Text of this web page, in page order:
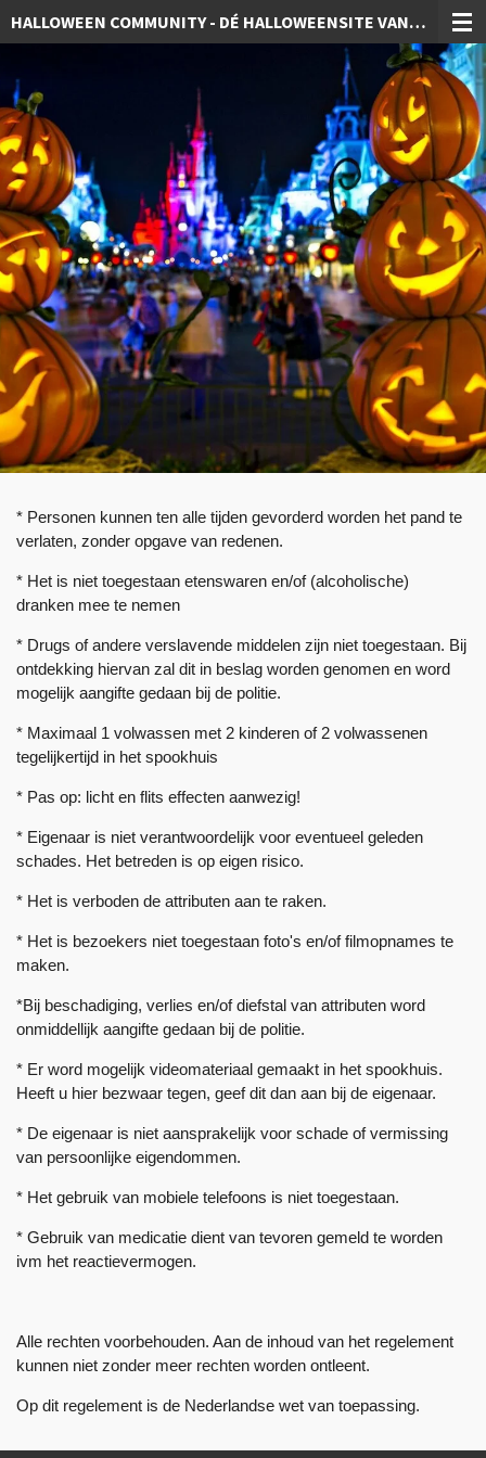
Ga
direct
de
hoofdinhoud
HALLOWEEN COMMUNITY - DÉ HALLOWEENSITE VAN NEDERLAND!
* Personen kunnen ten alle tijden gevorderd worden het pand te
verlaten, zonder opgave van redenen.
* Het is niet toegestaan etenswaren en/of (alcoholische)
dranken mee te nemen
* Drugs of andere verslavende middelen zijn niet toegestaan. Bij
ontdekking hiervan zal dit in beslag worden genomen en word
mogelijk aangifte gedaan bij de politie.
* Maximaal 1 volwassen met 2 kinderen of 2 volwassenen
tegelijkertijd in het spookhuis
* Pas op: licht en flits effecten aanwezig!
* Eigenaar is niet verantwoordelijk voor eventueel geleden
schades. Het betreden is op eigen risico.
* Het is verboden de attributen aan te raken.
* Het is bezoekers niet toegestaan foto's en/of filmopnames te
maken.
*Bij beschadiging, verlies en/of diefstal van attributen word
onmiddellijk aangifte gedaan bij de politie.
* Er word mogelijk videomateriaal gemaakt in het spookhuis.
Heeft u hier bezwaar tegen, geef dit dan aan bij de eigenaar.
* De eigenaar is niet aansprakelijk voor schade of vermissing
van persoonlijke eigendommen.
* Het gebruik van mobiele telefoons is niet toegestaan.
* Gebruik van medicatie dient van tevoren gemeld te worden
ivm het reactievermogen.
Alle rechten voorbehouden. Aan de inhoud van het regelement
kunnen niet zonder meer rechten worden ontleent.
Op dit regelement is de Nederlandse wet van toepassing.